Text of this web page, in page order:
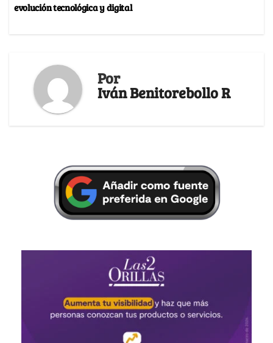
evolución tecnológica y digital
Por
Iván Benitorebollo R